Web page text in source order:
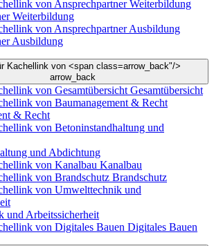
Weiterbildung
Ausbildung
arrow_back"/>
arrow_back
Gesamtübersicht
& Recht
und Abdichtung
Kanalbau
Brandschutz
und Arbeitssicherheit
Digitales Bauen